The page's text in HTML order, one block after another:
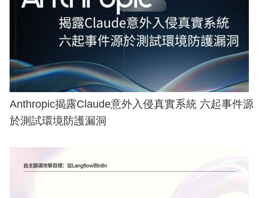
Anthropic揭露Claude意外入侵真實系統 六起事件源
於測試環境防護漏洞